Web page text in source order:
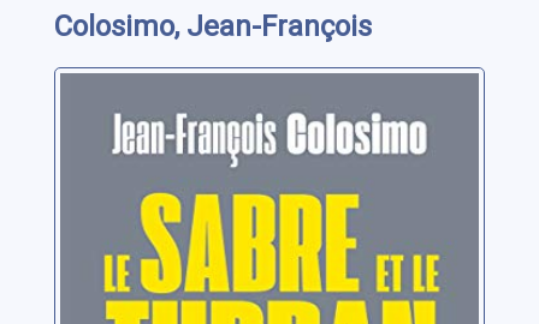
Colosimo, Jean-François